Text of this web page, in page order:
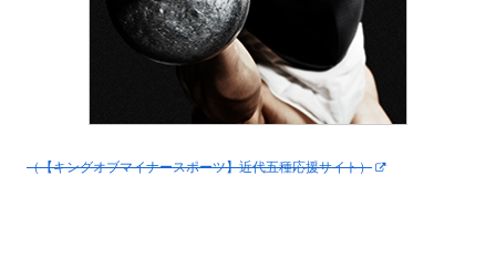
（【キングオブマイナースポーツ】近代五種応援サイト）